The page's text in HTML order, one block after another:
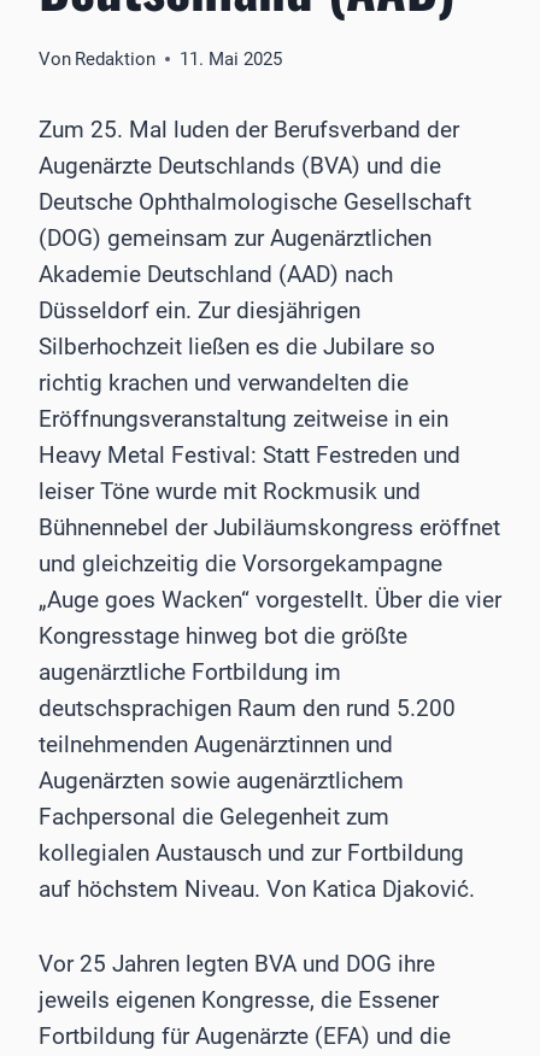
Von Redaktion 11. Mai 2025
Zum 25. Mal luden der Berufsverband der
Augenärzte Deutschlands (BVA) und die
Deutsche Ophthalmologische Gesellschaft
(DOG) gemeinsam zur Augenärztlichen
Akademie Deutschland (AAD) nach
Düsseldorf ein. Zur diesjährigen
Silberhochzeit ließen es die Jubilare so
richtig krachen und verwandelten die
Eröffnungsveranstaltung zeitweise in ein
Heavy Metal Festival: Statt Festreden und
leiser Töne wurde mit Rockmusik und
Bühnennebel der Jubiläumskongress eröffnet
und gleichzeitig die Vorsorgekampagne
„Auge goes Wacken“ vorgestellt. Über die vier
Kongresstage hinweg bot die größte
augenärztliche Fortbildung im
deutschsprachigen Raum den rund 5.200
teilnehmenden Augenärztinnen und
Augenärzten sowie augenärztlichem
Fachpersonal die Gelegenheit zum
kollegialen Austausch und zur Fortbildung
auf höchstem Niveau. Von Katica Djaković.
Vor 25 Jahren legten BVA und DOG ihre
jeweils eigenen Kongresse, die Essener
Fortbildung für Augenärzte (EFA) und die